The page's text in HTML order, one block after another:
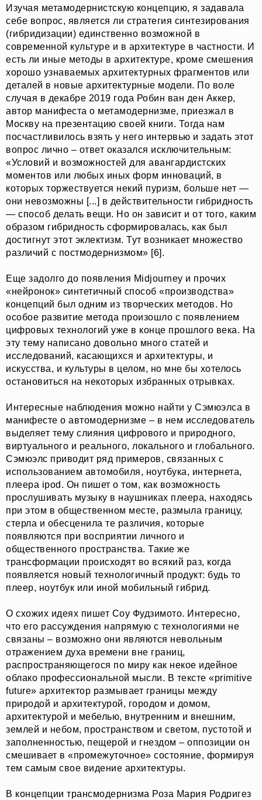
Изучая метамодернистскую концепцию, я задавала
себе вопрос, является ли стратегия синтезирования
(гибридизации) единственно возможной в
современной культуре и в архитектуре в частности. И
есть ли иные методы в архитектуре, кроме смешения
хорошо узнаваемых архитектурных фрагментов или
деталей в новые архитектурные модели. По воле
случая в декабре 2019 года Робин ван ден Аккер,
автор манифеста о метамодернизме, приезжал в
Москву на презентацию своей книги. Тогда нам
посчастливилось взять у него интервью и задать этот
вопрос лично – ответ оказался исключительным:
«Условий и возможностей для авангардистских
моментов или любых иных форм инноваций, в
которых торжествуется некий пуризм, больше нет —
они невозможны [...] в действительности гибридность
— способ делать вещи. Но он зависит и от того, каким
образом гибридность сформировалась, как был
достигнут этот эклектизм. Тут возникает множество
различий с постмодернизмом» [6].
Еще задолго до появления Midjourney и прочих
«нейронок» синтетичный способ «производства»
концепций был одним из творческих методов. Но
особое развитие метода произошло с появлением
цифровых технологий уже в конце прошлого века. На
эту тему написано довольно много статей и
исследований, касающихся и архитектуры, и
искусства, и культуры в целом, но мне бы хотелось
остановиться на некоторых избранных отрывках.
Интересные наблюдения можно найти у Сэмюэлса в
манифесте о автомодернизме – в нем исследователь
выделяет тему слияния цифрового и природного,
виртуального и реального, локального и глобального.
Сэмюэлс приводит ряд примеров, связанных с
использованием автомобиля, ноутбука, интернета,
плеера ipod. Он пишет о том, как возможность
прослушивать музыку в наушниках плеера, находясь
при этом в общественном месте, размыла границу,
стерла и обесценила те различия, которые
появляются при восприятии личного и
общественного пространства. Такие же
трансформации происходят во всякий раз, когда
появляется новый технологичный продукт: будь то
плеер, ноутбук или иной мобильный гибрид.
О схожих идеях пишет Соу Фудзимото. Интересно,
что его рассуждения напрямую с технологиями не
связаны – возможно они являются невольным
отражением духа времени вне границ,
распространяющегося по миру как некое идейное
облако профессиональной мысли. В тексте «primitive
future» архитектор размывает границы между
природой и архитектурой, городом и домом,
архитектурой и мебелью, внутренним и внешним,
землей и небом, пространством и светом, пустотой и
заполненностью, пещерой и гнездом – оппозиции он
смешивает в «промежуточное» состояние, формируя
тем самым свое видение архитектуры.
В концепции трансмодернизма Роза Мария Родригез